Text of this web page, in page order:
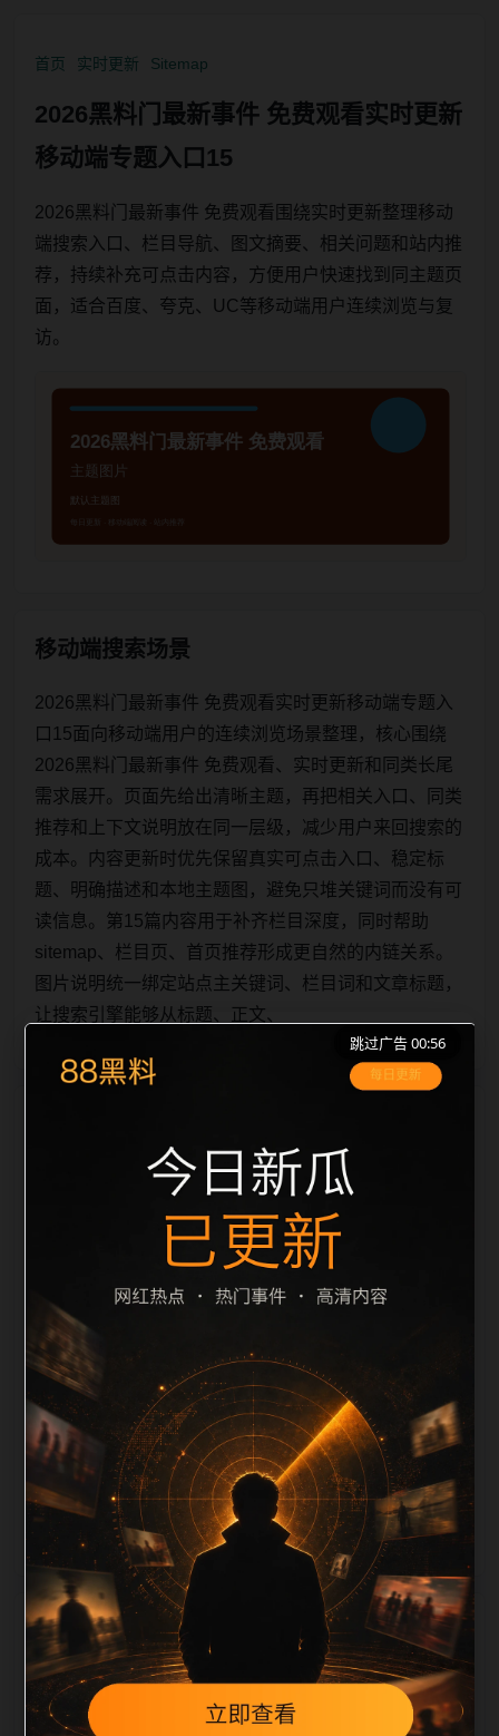
首页 实时更新 Sitemap
2026黑料门最新事件 免费观看实时更新
移动端专题入口15
2026黑料门最新事件 免费观看围绕实时更新整理移动
端搜索入口、栏目导航、图文摘要、相关问题和站内推
荐，持续补充可点击内容，方便用户快速找到同主题页
面，适合百度、夸克、UC等移动端用户连续浏览与复
访。
移动端搜索场景
2026黑料门最新事件 免费观看实时更新移动端专题入
口15面向移动端用户的连续浏览场景整理，核心围绕
2026黑料门最新事件 免费观看、实时更新和同类长尾
需求展开。页面先给出清晰主题，再把相关入口、同类
推荐和上下文说明放在同一层级，减少用户来回搜索的
成本。内容更新时优先保留真实可点击入口、稳定标
题、明确描述和本地主题图，避免只堆关键词而没有可
读信息。第15篇内容用于补齐栏目深度，同时帮助
sitemap、栏目页、首页推荐形成更自然的内链关系。
图片说明统一绑定站点主关键词、栏目词和文章标题，
让搜索引擎能够从标题、正文、
图片 alt、title 之间识别一致主题。后续每日采集时，建
议继续执行远程图片本地化、坏图默认图兜底、标题去
重和 description 长度过滤。如果同一主题下有多个相
近页面，应通过不同角度补充事件背景、访问场景、相
关问题或专题入口，降低站群页面之间的重复感。页面
底部保留同类推荐、上一篇下一篇和 sitemap 入口，保
证重要页面点击深度尽量控制在三次以内。正文维护时
可按用户搜索路径补充三类信息：入口是否稳定、同栏
目还有哪些可继续阅读、移动端打开时图片和摘要是否
一致。每次新增内容后同步检查标题、description、
canonical、主题图、alt、title和推荐链接，确保页面既
相关问题与推荐
搜索引擎理解，也能让真实用户顺着栏目继续浏览。同
站连续更新时避免重复标题和重复首段，优先补充不同
跳过广告 00:56